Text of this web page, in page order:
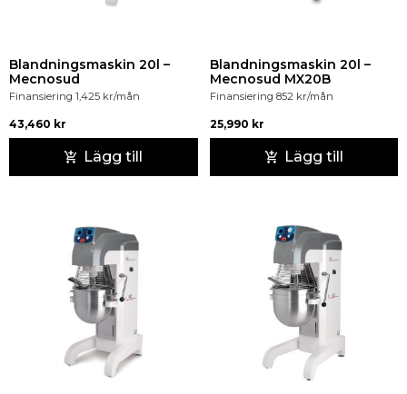
Blandningsmaskin 20l –
Mecnosud
Finansiering 1,425 kr/mån
43,460 kr
Lägg till
Blandningsmaskin 20l –
Mecnosud MX20B
Finansiering 852 kr/mån
25,990 kr
Lägg till